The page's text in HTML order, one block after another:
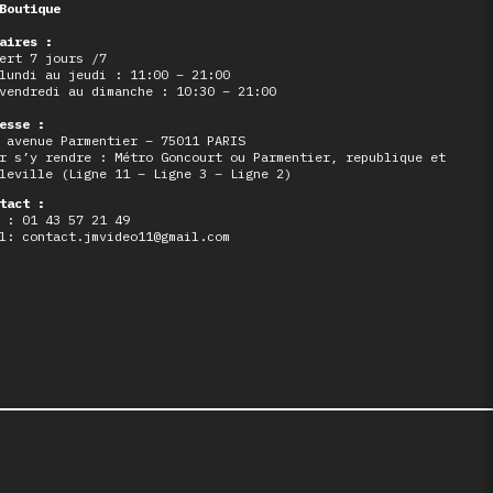
:
7 jours /7
lundi au jeudi : 11:00 – 21:00
au dimanche : 10:30 – 21:00
:
avenue Parmentier – 75011 PARIS
s’y rendre : Métro Goncourt ou Parmentier, republique et
(Ligne 11 – Ligne 3 – Ligne 2)
:
: 01 43 57 21 49
contact.jmvideo11@gmail.com